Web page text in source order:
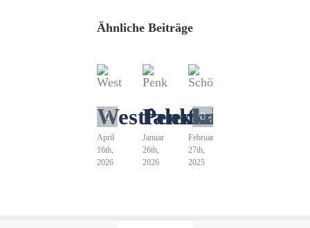
Ähnliche Beiträge
Westfalenhaus
April
16th,
2026
Penkkopf
Januar
26th,
2026
Schöpfing
Februar
27th,
2025